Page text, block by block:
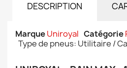
DESCRIPTION
MarqueUniroyal Catégorie
Type de pneus: Utilitaire /